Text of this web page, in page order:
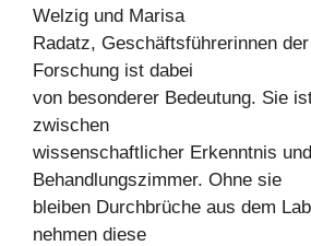
Welzig und Marisa
Radatz, Geschäftsführerinnen
Forschung ist dabei
von besonderer Bedeutung. Sie
zwischen
wissenschaftlicher Erkenntnis
Behandlungszimmer. Ohne sie
bleiben Durchbrüche aus dem
nehmen diese